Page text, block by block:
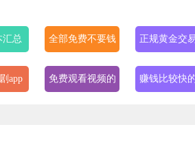
汇总 全部免费不要钱
的视频app
正规黄金交
台app排行
app 免费观看视频的 赚钱比较快